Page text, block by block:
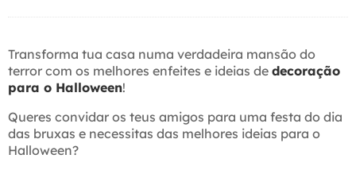
Transforma tua casa numa verdadeira mansão do
terror com os melhores enfeites e ideias de decoração
para o Halloween!
Queres convidar os teus amigos para uma festa do dia
das bruxas e necessitas das melhores ideias para o
Halloween?